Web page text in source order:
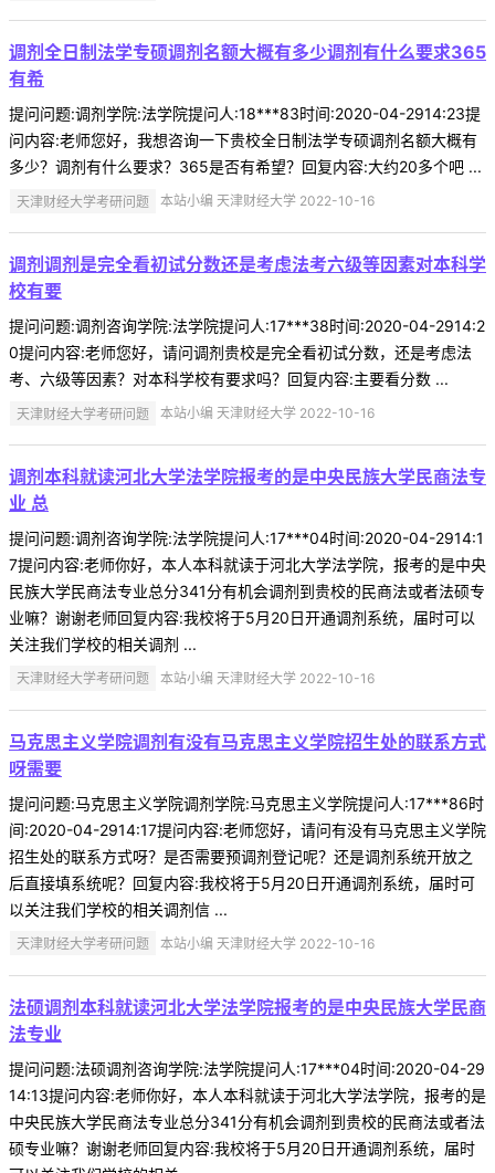
调剂全日制法学专硕调剂名额大概有多少调剂有什么要求365
有希
提问问题:调剂学院:法学院提问人:18***83时间:2020-04-2914:23提
问内容:老师您好，我想咨询一下贵校全日制法学专硕调剂名额大概有
多少？调剂有什么要求？365是否有希望？回复内容:大约20多个吧 ...
天津财经大学考研问题 本站小编 天津财经大学 2022-10-16
调剂调剂是完全看初试分数还是考虑法考六级等因素对本科学
校有要
提问问题:调剂咨询学院:法学院提问人:17***38时间:2020-04-2914:2
0提问内容:老师您好，请问调剂贵校是完全看初试分数，还是考虑法
考、六级等因素？对本科学校有要求吗？回复内容:主要看分数 ...
天津财经大学考研问题 本站小编 天津财经大学 2022-10-16
调剂本科就读河北大学法学院报考的是中央民族大学民商法专
业 总
提问问题:调剂咨询学院:法学院提问人:17***04时间:2020-04-2914:1
7提问内容:老师你好，本人本科就读于河北大学法学院，报考的是中央
民族大学民商法专业总分341分有机会调剂到贵校的民商法或者法硕专
业嘛？谢谢老师回复内容:我校将于5月20日开通调剂系统，届时可以
关注我们学校的相关调剂 ...
天津财经大学考研问题 本站小编 天津财经大学 2022-10-16
马克思主义学院调剂有没有马克思主义学院招生处的联系方式
呀需要
提问问题:马克思主义学院调剂学院:马克思主义学院提问人:17***86时
间:2020-04-2914:17提问内容:老师您好，请问有没有马克思主义学院
招生处的联系方式呀？是否需要预调剂登记呢？还是调剂系统开放之
后直接填系统呢？回复内容:我校将于5月20日开通调剂系统，届时可
以关注我们学校的相关调剂信 ...
天津财经大学考研问题 本站小编 天津财经大学 2022-10-16
法硕调剂本科就读河北大学法学院报考的是中央民族大学民商
法专业
提问问题:法硕调剂咨询学院:法学院提问人:17***04时间:2020-04-29
14:13提问内容:老师你好，本人本科就读于河北大学法学院，报考的是
中央民族大学民商法专业总分341分有机会调剂到贵校的民商法或者法
硕专业嘛？谢谢老师回复内容:我校将于5月20日开通调剂系统，届时